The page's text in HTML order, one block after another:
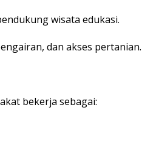
wisata edukasi.
dan akses pertanian.
bekerja sebagai: